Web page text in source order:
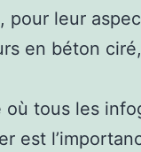
pour leur
en béton
tous les
est